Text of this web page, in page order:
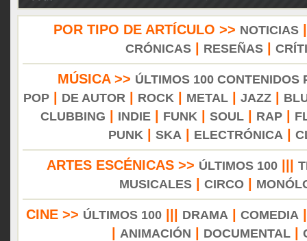
POR TIPO DE ARTÍCULO >> NOTICIAS
CRÓNICAS| RESEÑAS|
MÚSICA >> ÚLTIMOS 100 CONTENIDOS
POP| DE AUTOR ROCK METAL| JAZZ|
CLUBBING
INDIE| FUNK SOUL| RAP|
PUNK
SKA ELECTRÓNICA
ARTES ESCÉNICAS >> ÚLTIMOS 100
MUSICALES
CIRCO
CINE >> ÚLTIMOS 100||| DRAMA COMEDIA
ANIMACIÓN DOCUMENTAL|